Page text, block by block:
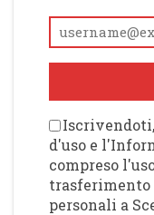
d'uso e
compreso
personali a